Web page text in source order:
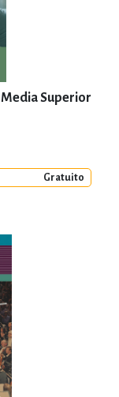
Media Superior
Gratuito